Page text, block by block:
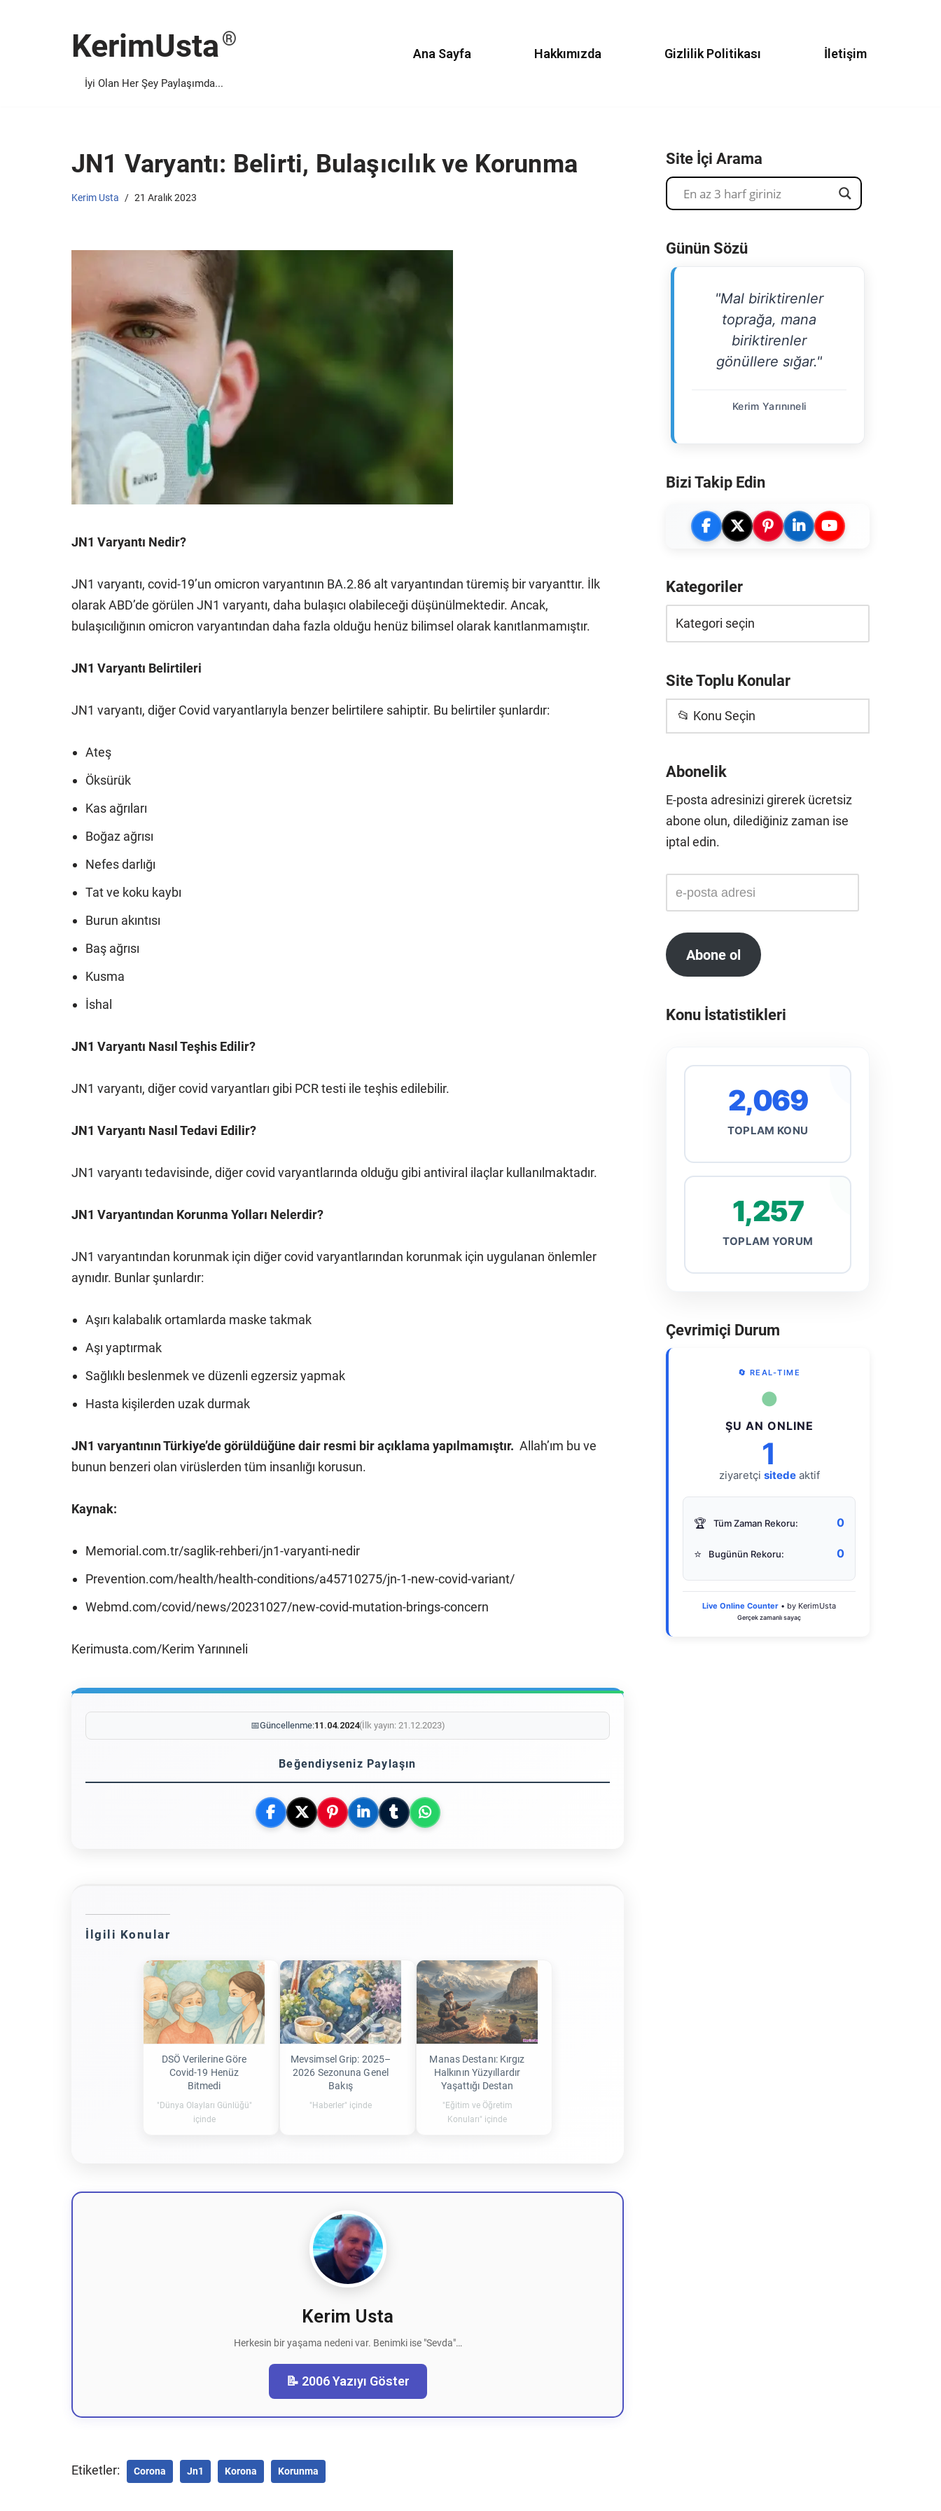
KerimUsta
İyi Olan Her Şey Paylaşımda...
Ana Sayfa Hakkımızda Gizlilik Politikası İletişim
JN1 Varyantı: Belirti, Bulaşıcılık ve Korunma
Kerim Usta 21 Aralık 2023
JN1 Varyantı Nedir?
JN1 varyantı, covid-19’un omicron varyantının BA.2.86 alt varyantından türemiş bir varyanttır. İlk
olarak ABD’de görülen JN1 varyantı, daha bulaşıcı olabileceği düşünülmektedir. Ancak,
bulaşıcılığının omicron varyantından daha fazla olduğu henüz bilimsel olarak kanıtlanmamıştır.
JN1 Varyantı Belirtileri
JN1 varyantı, diğer Covid varyantlarıyla benzer belirtilere sahiptir. Bu belirtiler şunlardır:
Ateş
Öksürük
Kas ağrıları
Boğaz ağrısı
Nefes darlığı
Tat ve koku kaybı
Burun akıntısı
Baş ağrısı
Kusma
İshal
JN1 Varyantı Nasıl Teşhis Edilir?
JN1 varyantı, diğer covid varyantları gibi PCR testi ile teşhis edilebilir.
JN1 Varyantı Nasıl Tedavi Edilir?
JN1 varyantı tedavisinde, diğer covid varyantlarında olduğu gibi antiviral ilaçlar kullanılmaktadır.
JN1 Varyantından Korunma Yolları Nelerdir?
JN1 varyantından korunmak için diğer covid varyantlarından korunmak için uygulanan önlemler
aynıdır. Bunlar şunlardır:
Aşırı kalabalık ortamlarda maske takmak
Aşı yaptırmak
Sağlıklı beslenmek ve düzenli egzersiz yapmak
Hasta kişilerden uzak durmak
JN1 varyantının Türkiye’de görüldüğüne dair resmi bir açıklama yapılmamıştır. Allah’ım bu ve
bunun benzeri olan virüslerden tüm insanlığı korusun.
Kaynak:
Memorial.com.tr/saglik-rehberi/jn1-varyanti-nedir
Prevention.com/health/health-conditions/a45710275/jn-1-new-covid-variant/
Webmd.com/covid/news/20231027/new-covid-mutation-brings-concern
Kerimusta.com/Kerim Yarınıneli
📅Güncellenme:11.04.2024(İlk yayın: 21.12.2023)
Beğendiyseniz Paylaşın
İlgili Konular
DSÖ Verilerine Göre
Covid-19 Henüz
Bitmedi
"Dünya Olayları Günlüğü"
içinde
Mevsimsel Grip: 2025–
2026 Sezonuna Genel
Bakış
"Haberler" içinde
Manas Destanı: Kırgız
Halkının Yüzyıllardır
Yaşattığı Destan
"Eğitim ve Öğretim
Konuları" içinde
Kerim Usta
Herkesin bir yaşama nedeni var. Benimki ise "Sevda"…
📝 2006 Yazıyı Göster
Etiketler: Corona Jn1 Korona Korunma
Site İçi Arama
Günün Sözü
"Mal biriktirenler
toprağa, mana
biriktirenler
gönüllere sığar."
Kerim Yarınıneli
Bizi Takip Edin
Kategoriler
Site Toplu Konular
📂 Konu Seçin
Abonelik
E-posta adresinizi girerek ücretsiz
abone olun, dilediğiniz zaman ise
iptal edin.
Abone ol
Konu İstatistikleri
2,069
TOPLAM KONU
1,257
TOPLAM YORUM
Çevrimiçi Durum
🔄 REAL-TIME
●
ŞU AN ONLINE
1
ziyaretçi sitedeaktif
🏆 Tüm Zaman Rekoru: 0
⭐ Bugünün Rekoru: 0
Live Online Counter • by KerimUsta
Gerçek zamanlı sayaç